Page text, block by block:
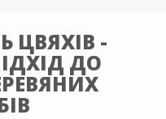
ЦВЯХІВ -
ДО